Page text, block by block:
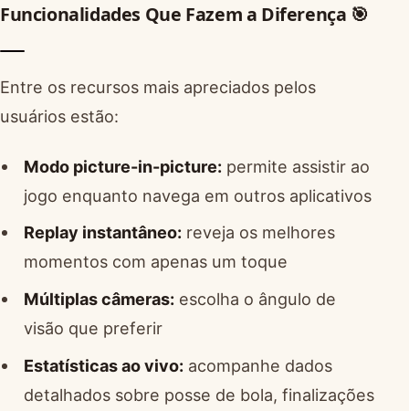
Funcionalidades Que Fazem a Diferença 🎯
Entre os recursos mais apreciados pelos
usuários estão:
Modo picture-in-picture:permite assistir ao
jogo enquanto navega em outros aplicativos
Replay instantâneo:reveja os melhores
momentos com apenas um toque
Múltiplas câmeras:escolha o ângulo de
visão que preferir
Estatísticas ao vivo:acompanhe dados
detalhados sobre posse de bola, finalizações